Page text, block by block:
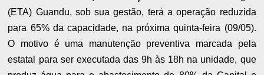
(ETA) Guandu, sob sua gestão, terá a operação reduzida
para 65% da capacidade, na próxima quinta-feira (09/05).
O motivo é uma manutenção preventiva marcada pela
estatal para ser executada das 9h às 18h na unidade, que